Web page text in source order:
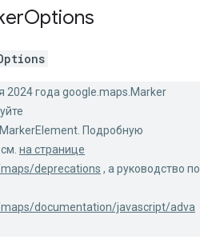
Options
2024 года google.maps.Marker
Подробную
на странице
deprecations , а руководство по
documentation/javascript/adva